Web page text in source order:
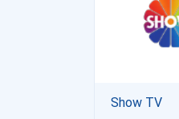
Show TV